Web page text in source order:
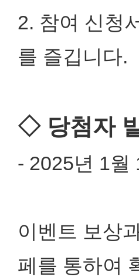
2. 참여 신청
를 즐깁니다.
◇ 당첨자
- 2025년 1월
이벤트 보상
페를 통하여